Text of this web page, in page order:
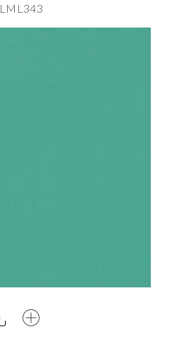
LML343